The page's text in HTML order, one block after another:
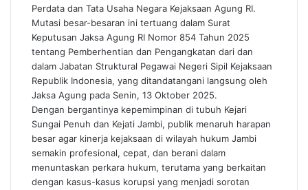
Perdata dan Tata Usaha Negara Kejaksaan Agung RI.
Mutasi besar-besaran ini tertuang dalam Surat
Keputusan Jaksa Agung RI Nomor 854 Tahun 2025
tentang Pemberhentian dan Pengangkatan dari dan
dalam Jabatan Struktural Pegawai Negeri Sipil Kejaksaan
Republik Indonesia, yang ditandatangani langsung oleh
Jaksa Agung pada Senin, 13 Oktober 2025.
Dengan bergantinya kepemimpinan di tubuh Kejari
Sungai Penuh dan Kejati Jambi, publik menaruh harapan
besar agar kinerja kejaksaan di wilayah hukum Jambi
semakin profesional, cepat, dan berani dalam
menuntaskan perkara hukum, terutama yang berkaitan
dengan kasus-kasus korupsi yang menjadi sorotan